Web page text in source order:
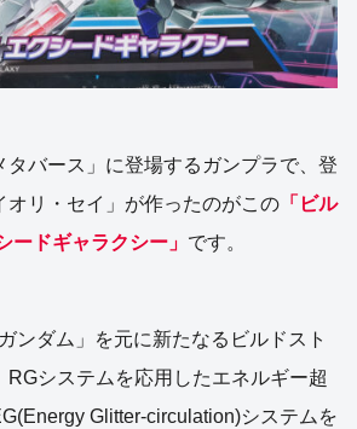
タバース」に登場するガンプラで、登
オリ・セイ」が作ったのがこの 「ビル
ードギャラクシー」 です。
ンダム」を元に新たなるビルドスト
RGシステムを応用したエネルギー超
Glitter-circulation)システムを